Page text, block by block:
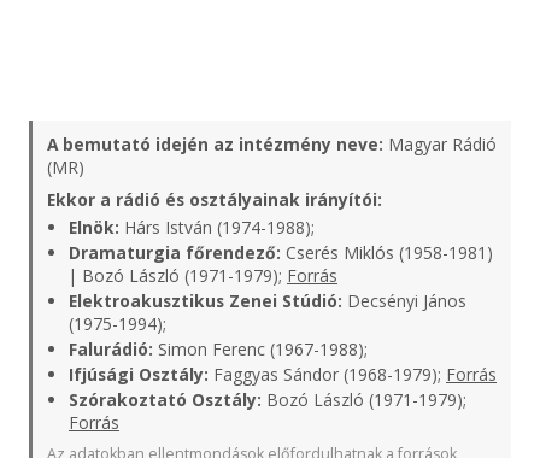
A bemutató idején az intézmény neve: Magyar Rádió
(MR)
Ekkor a rádió és osztályainak irányítói:
Elnök: Hárs István (1974-1988);
Dramaturgia főrendező: Cserés Miklós (1958-1981)
| Bozó László (1971-1979); Forrás
Elektroakusztikus Zenei Stúdió: Decsényi János
(1975-1994);
Falurádió: Simon Ferenc (1967-1988);
Ifjúsági Osztály: Faggyas Sándor (1968-1979); Forrás
Szórakoztató Osztály: Bozó László (1971-1979);
Forrás
Az adatokban ellentmondások előfordulhatnak a források